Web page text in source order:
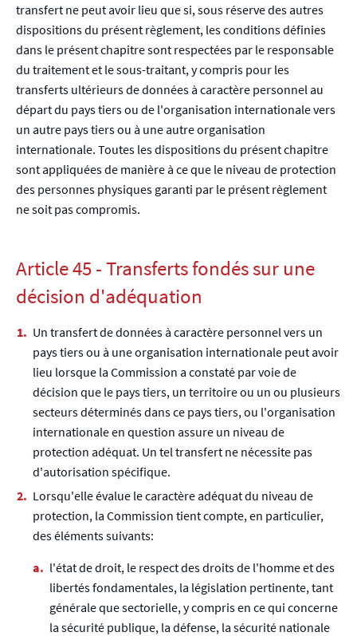
transfert ne peut avoir lieu que si, sous réserve des autres
dispositions du présent règlement, les conditions définies
dans le présent chapitre sont respectées par le responsable
du traitement et le sous-traitant, y compris pour les
transferts ultérieurs de données à caractère personnel au
départ du pays tiers ou de l'organisation internationale vers
un autre pays tiers ou à une autre organisation
internationale. Toutes les dispositions du présent chapitre
sont appliquées de manière à ce que le niveau de protection
des personnes physiques garanti par le présent règlement
ne soit pas compromis.
Article 45 - Transferts fondés sur une
décision d'adéquation
Un transfert de données à caractère personnel vers un
pays tiers ou à une organisation internationale peut avoir
lieu lorsque la Commission a constaté par voie de
décision que le pays tiers, un territoire ou un ou plusieurs
secteurs déterminés dans ce pays tiers, ou l'organisation
internationale en question assure un niveau de
protection adéquat. Un tel transfert ne nécessite pas
d'autorisation spécifique.
Lorsqu'elle évalue le caractère adéquat du niveau de
protection, la Commission tient compte, en particulier,
des éléments suivants:
l'état de droit, le respect des droits de l'homme et des
libertés fondamentales, la législation pertinente, tant
générale que sectorielle, y compris en ce qui concerne
la sécurité publique, la défense, la sécurité nationale